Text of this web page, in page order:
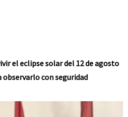
el eclipse solar del 12 de agosto
con seguridad